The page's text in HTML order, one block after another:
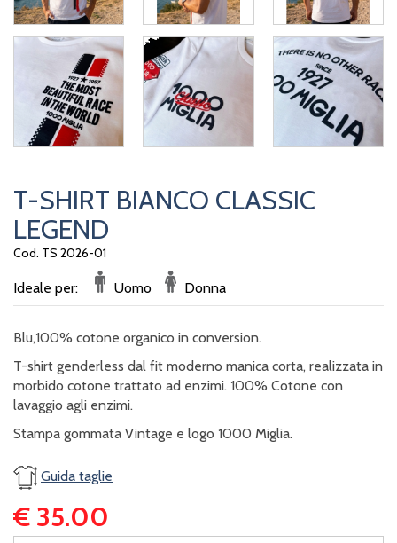
T-SHIRT BIANCO CLASSIC
LEGEND
Cod. TS 2026-01
Ideale per: Uomo Donna
Blu,100% cotone organico in conversion.
T-shirt genderless dal fit moderno manica corta, realizzata in
morbido cotone trattato ad enzimi. 100% Cotone con
lavaggio agli enzimi.
Stampa gommata Vintage e logo 1000 Miglia.
Guida taglie
€ 35.00